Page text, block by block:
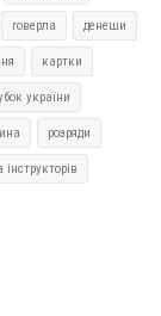
говерла денеши
картки
україни
розряди